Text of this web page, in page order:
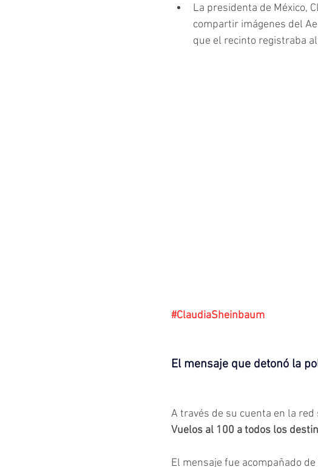
La presidenta de México,
compartir imágenes del
que el recinto registraba
#ClaudiaSheinbaum
El mensaje que detonó la
A través de su cuenta en la
Vuelos al 100 a todos los
El mensaje fue acompañado de